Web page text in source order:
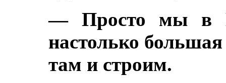
— Просто мы в
настолько большая
там и строим.